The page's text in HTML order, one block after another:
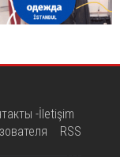
-İletişim
RSS